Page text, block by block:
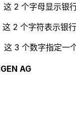
这 2 个字母显示银
这 2 个字符表示银行
这 3 个数字指定一
AG